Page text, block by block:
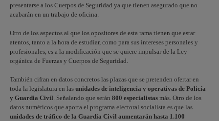
presentarse a los Cuerpos de Seguridad ya que tienen asegurado que no
acabarán en un trabajo de oficina.
Otro de los aspectos al que los opositores de esta rama tienen que estar
atentos, tanto a la hora de estudiar, como para sus intereses personales y
profesionales, es a la modificación que se quiere impulsar de la Ley
orgánica de Fuerzas y Cuerpos de Seguridad.
También cifran en datos concretos las plazas que se pretenden ofertar en
toda la legislatura en las unidades de inteligencia y operativas de Policía
y Guardia Civil. Señalando que serán 800 especialistas más. Otro de los
datos numéricos que aporta el programa electoral socialista es que las
unidades de tráfico de la Guardia Civil aumentarán hasta 1.100